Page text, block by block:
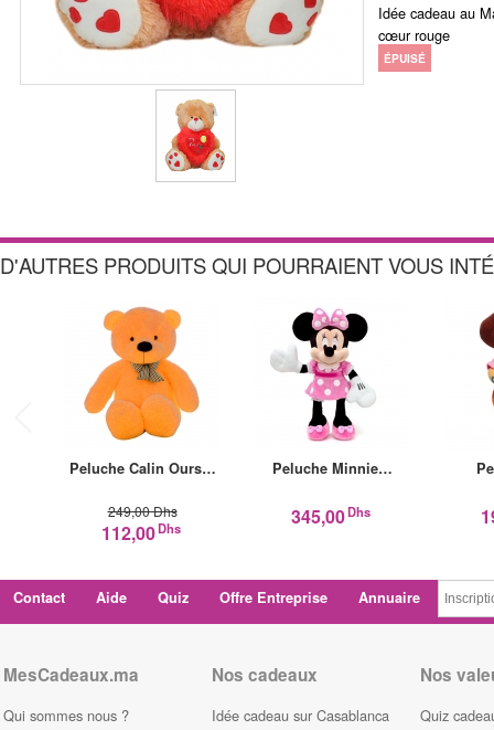
Idée cadeau au
cœur rouge
ÉPUISÉ
D'AUTRES PRODUITS QUI POURRAIENT VOUS
Peluche Calin Ours…
249,00 Dhs
112,00Dhs
Peluche Minnie…
345,00Dhs
Contact Aide Quiz Offre Entreprise Annuaire
MesCadeaux.ma
Qui sommes nous ?
Nos cadeaux
Idée cadeau sur Casablanca
Nos
Quiz